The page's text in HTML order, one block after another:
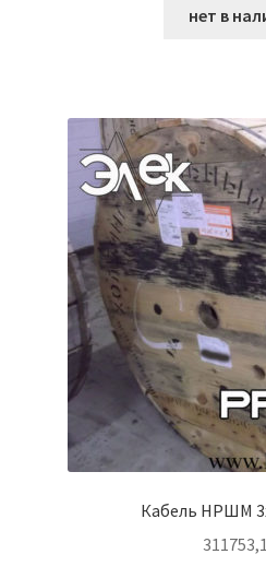
нет в
Кабель НРШМ